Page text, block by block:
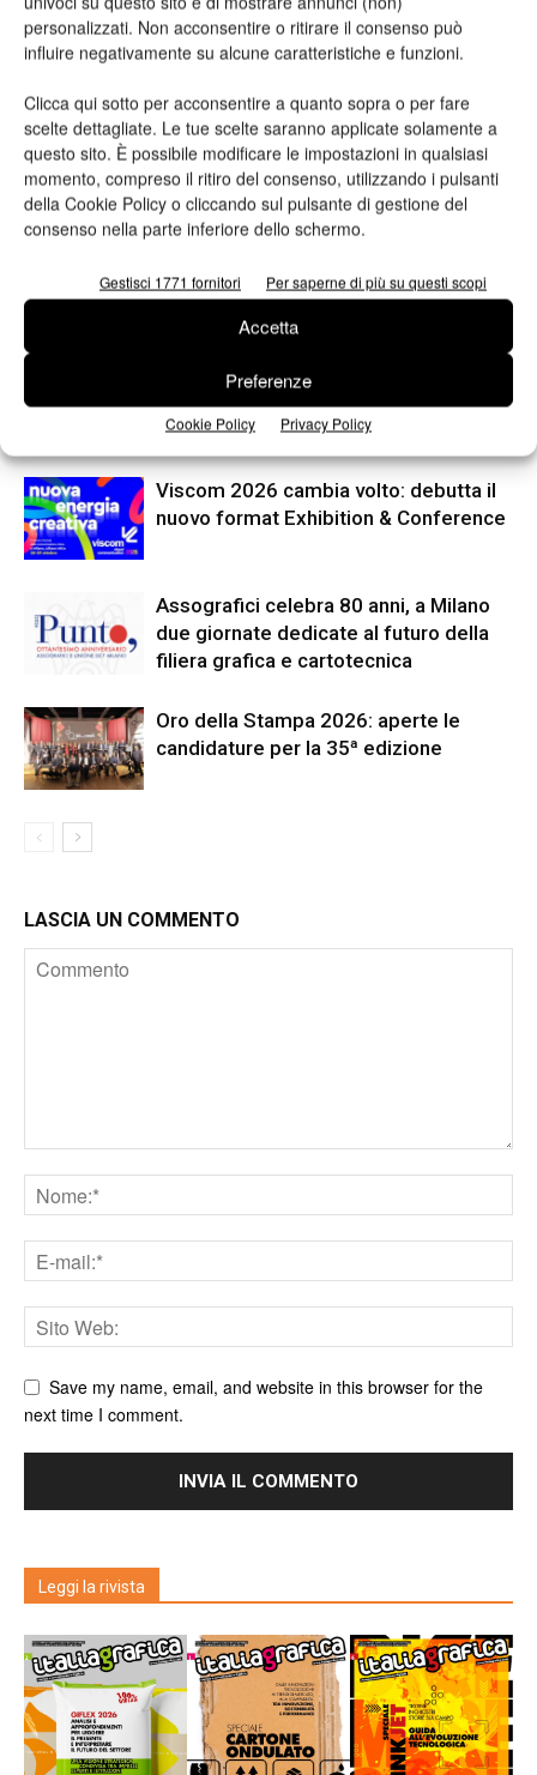
personalizzati. Non acconsentire o ritirare il consenso può
influire negativamente su alcune caratteristiche e funzioni.
Clicca qui sotto per acconsentire a quanto sopra o per fare
scelte dettagliate. Le tue scelte saranno applicate solamente a
questo sito. È possibile modificare le impostazioni in qualsiasi
momento, compreso il ritiro del consenso, utilizzando i pulsanti
della Cookie Policy o cliccando sul pulsante di gestione del
consenso nella parte inferiore dello schermo.
Gestisci 1771 fornitori Per saperne di più su questi scopi
Accetta
Preferenze
Cookie Policy Privacy Policy
TAG e-commerce Edigit
Stephan Doppelhammer è
mercato per il packaging
Errata corrige relativa al n.1,
ARTICOLI CORRELATI ALTRO DALL'AUTORE
Viscom 2026 cambia volto: debutta il
nuovo format Exhibition & Conference
Assografici celebra 80 anni, a Milano
due giornate dedicate al futuro della
filiera grafica e cartotecnica
Oro della Stampa 2026: aperte le
candidature per la 35ª edizione
LASCIA UN COMMENTO
Save my name, email, and website in this browser for the
next time I comment.
Leggi la rivista